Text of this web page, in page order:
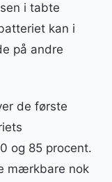
i tabte
kan i
på andre
de første
og 85 procent.
mærkbare nok